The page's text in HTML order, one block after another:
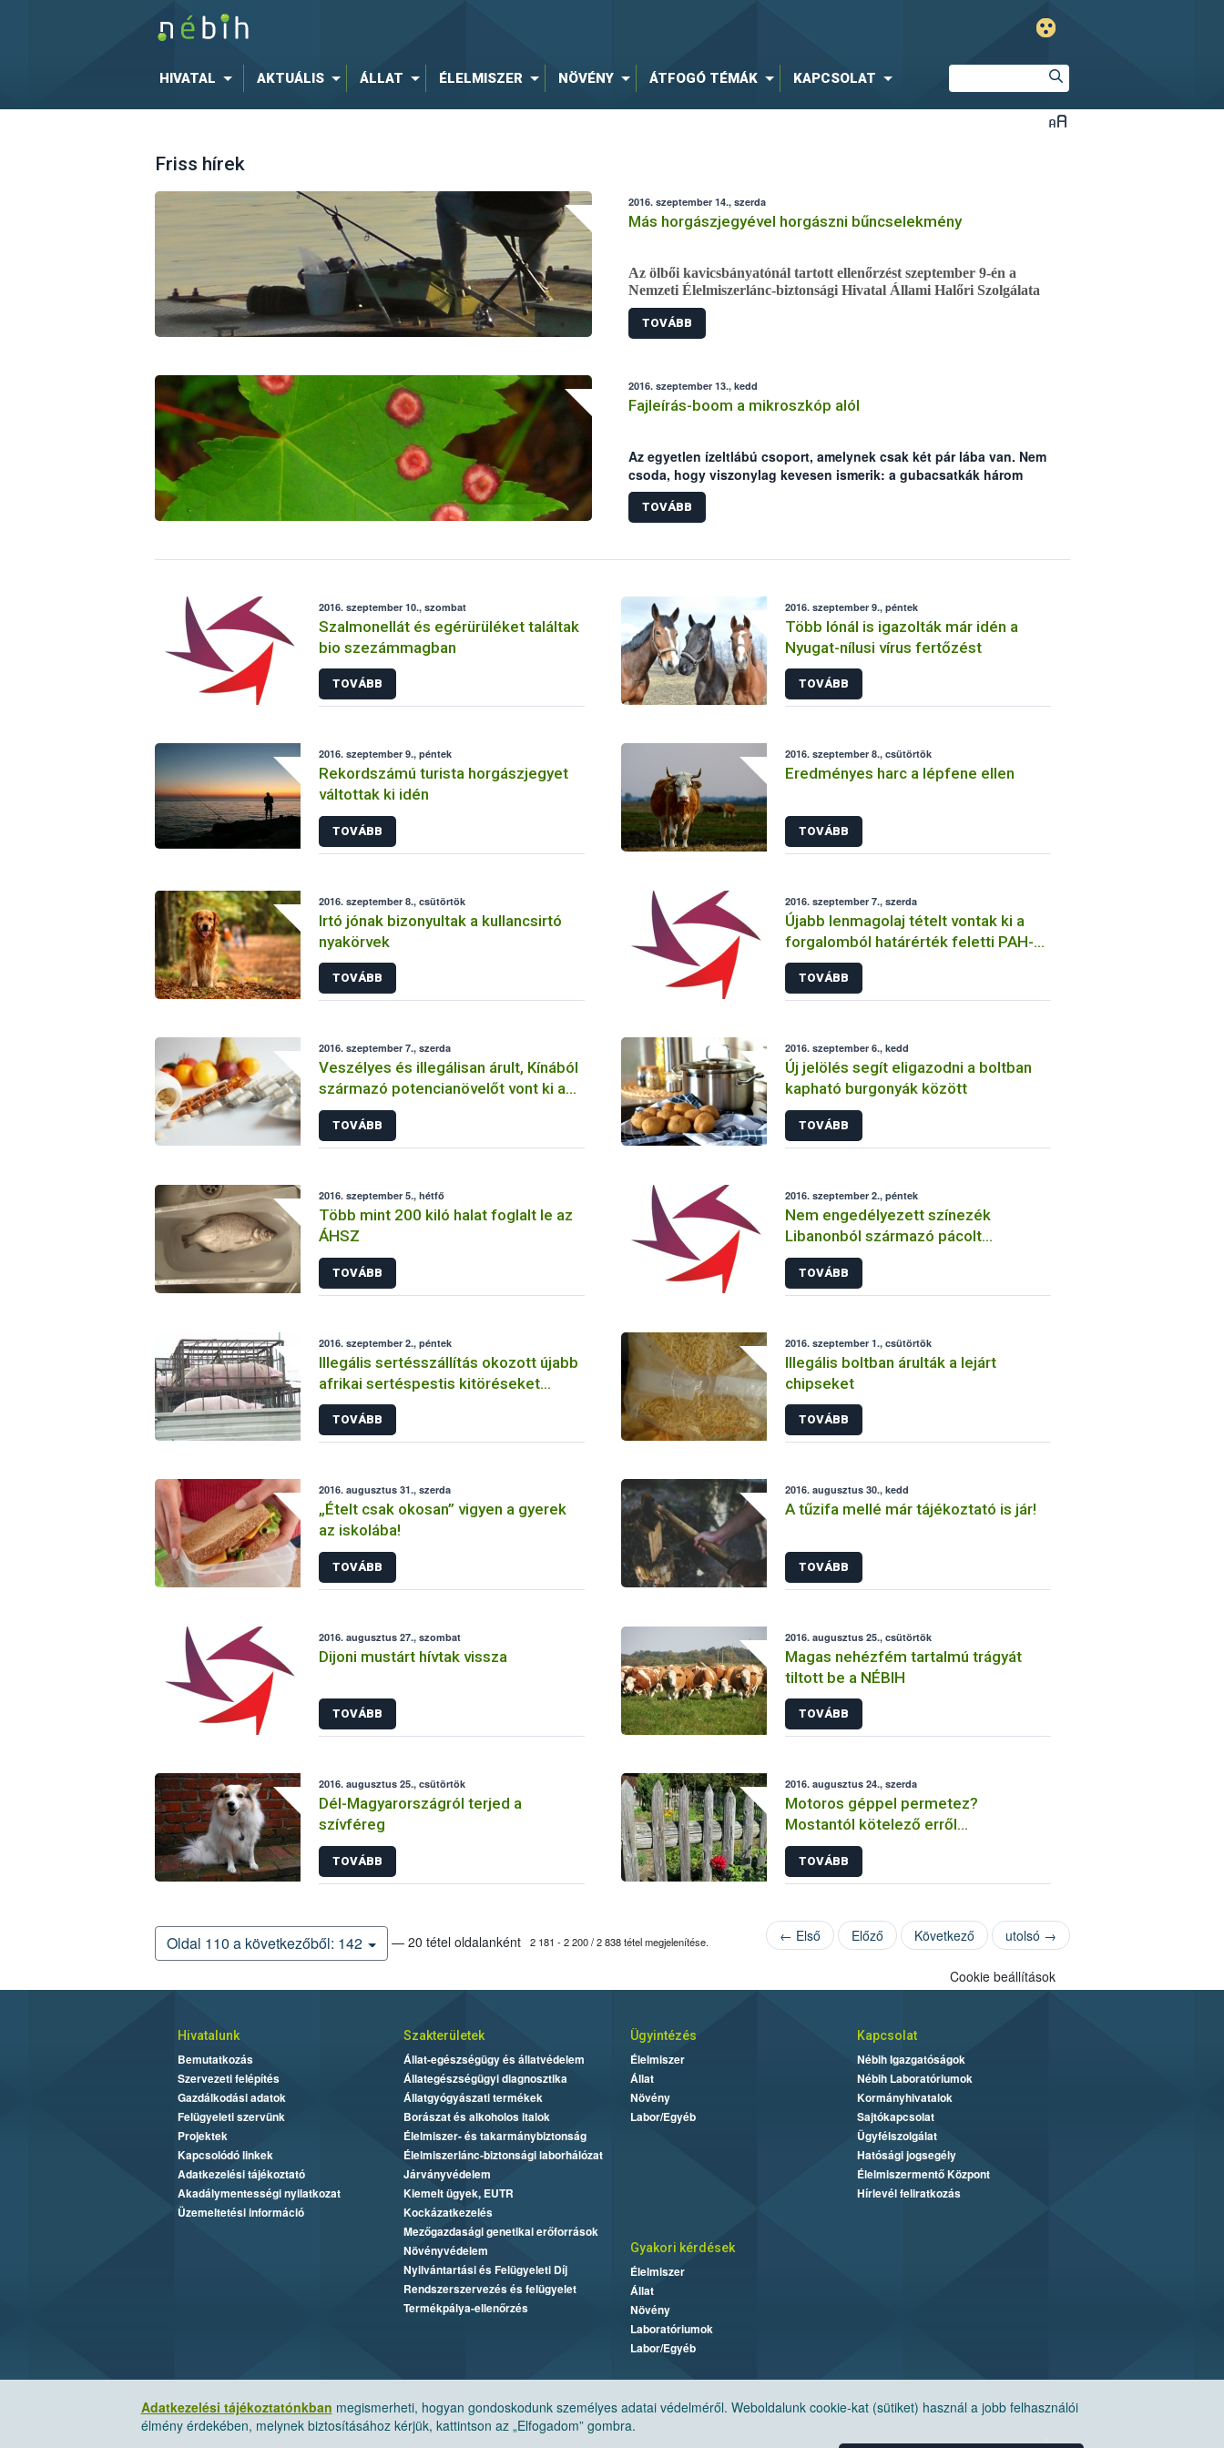
HIVATAL AKTUÁLIS ÁLLAT ÉLELMISZER NÖVÉNY ÁTFOGÓ TÉMÁK KAPCSOLAT
Friss hírek
2016. szeptember 14., szerda
Más horgászjegyével horgászni bűncselekmény
Az ölbői kavicsbányatónál tartott ellenőrzést szeptember 9-én a
Nemzeti Élelmiszerlánc-biztonsági Hivatal Állami Halőri Szolgálata
(ÁHSZ). A vizsgálat során egy horgászról kiderült, hogy hamis
papírokkal horgászik, ezért a rendőrség okirat hamisításért
előállította.
TOVÁBB
2016. szeptember 13., kedd
Fajleírás-boom a mikroszkóp alól
Az egyetlen ízeltlábú csoport, amelynek csak két pár lába van. Nem
csoda, hogy viszonylag kevesen ismerik: a gubacsatkák három
családja alig egyötöd milliméteres méretű fajaival az atkák közt is a
legapróbbak közé tartozik.
TOVÁBB
2016. szeptember 10., szombat
Szalmonellát és egérürüléket találtak
bio szezámmagban
TOVÁBB
2016. szeptember 9., péntek
Több lónál is igazolták már idén a
Nyugat-nílusi vírus fertőzést
TOVÁBB
2016. szeptember 9., péntek
Rekordszámú turista horgászjegyet
váltottak ki idén
TOVÁBB
2016. szeptember 8., csütörtök
Eredményes harc a lépfene ellen
TOVÁBB
2016. szeptember 8., csütörtök
Irtó jónak bizonyultak a kullancsirtó
nyakörvek
TOVÁBB
2016. szeptember 7., szerda
Újabb lenmagolaj tételt vontak ki a
forgalomból határérték feletti PAH-
tartalom miatt
TOVÁBB
2016. szeptember 7., szerda
Veszélyes és illegálisan árult, Kínából
származó potencianövelőt vont ki a
forgalomból a NÉBIH
TOVÁBB
2016. szeptember 6., kedd
Új jelölés segít eligazodni a boltban
kapható burgonyák között
TOVÁBB
2016. szeptember 5., hétfő
Több mint 200 kiló halat foglalt le az
ÁHSZ
TOVÁBB
2016. szeptember 2., péntek
Nem engedélyezett színezék
Libanonból származó pácolt
tarlórépában
TOVÁBB
2016. szeptember 2., péntek
Illegális sertésszállítás okozott újabb
afrikai sertéspestis kitöréseket
Lengyelországban
TOVÁBB
2016. szeptember 1., csütörtök
Illegális boltban árulták a lejárt
chipseket
TOVÁBB
2016. augusztus 31., szerda
„Ételt csak okosan” vigyen a gyerek
az iskolába!
TOVÁBB
2016. augusztus 30., kedd
A tűzifa mellé már tájékoztató is jár!
TOVÁBB
2016. augusztus 27., szombat
Dijoni mustárt hívtak vissza
TOVÁBB
2016. augusztus 25., csütörtök
Magas nehézfém tartalmú trágyát
tiltott be a NÉBIH
TOVÁBB
2016. augusztus 25., csütörtök
Dél-Magyarországról terjed a
szívféreg
TOVÁBB
2016. augusztus 24., szerda
Motoros géppel permetez?
Mostantól kötelező erről
tájékoztatnia a szomszédokat!
TOVÁBB
Oldal 110 a következőből: 142 — 20 tétel oldalanként 2 181 - 2 200 / 2 838 tétel megjelenítése. ← Első Előző Következő utolsó →
Adatkezelési tájékoztatónkban megismerheti, hogyan gondoskodunk személyes adatai védelméről. Weboldalunk cookie-kat (sütiket) használ a jobb felhasználói
élmény érdekében, melynek biztosításához kérjük, kattintson az „Elfogadom” gombra.
Cookie beállítások
Hivatalunk
Bemutatkozás
Szervezeti felépítés
Gazdálkodási adatok
Felügyeleti szervünk
Projektek
Kapcsolódó linkek
Adatkezelési tájékoztató
Akadálymentességi nyilatkozat
Üzemeltetési információ
Szakterületek
Állat-egészségügy és állatvédelem
Állategészségügyi diagnosztika
Állatgyógyászati termékek
Borászat és alkoholos italok
Élelmiszer- és takarmánybiztonság
Élelmiszerlánc-biztonsági laborhálózat
Járványvédelem
Kiemelt ügyek, EUTR
Kockázatkezelés
Mezőgazdasági genetikai erőforrások
Növényvédelem
Nyilvántartási és Felügyeleti Díj
Rendszerszervezés és felügyelet
Termékpálya-ellenőrzés
Ügyintézés
Élelmiszer
Állat
Növény
Labor/Egyéb
Kapcsolat
Nébih Igazgatóságok
Nébih Laboratóriumok
Kormányhivatalok
Sajtókapcsolat
Ügyfélszolgálat
Hatósági jogsegély
Élelmiszermentő Központ
Hírlevél feliratkozás
Gyakori kérdések
Élelmiszer
Állat
Növény
Laboratóriumok
Labor/Egyéb